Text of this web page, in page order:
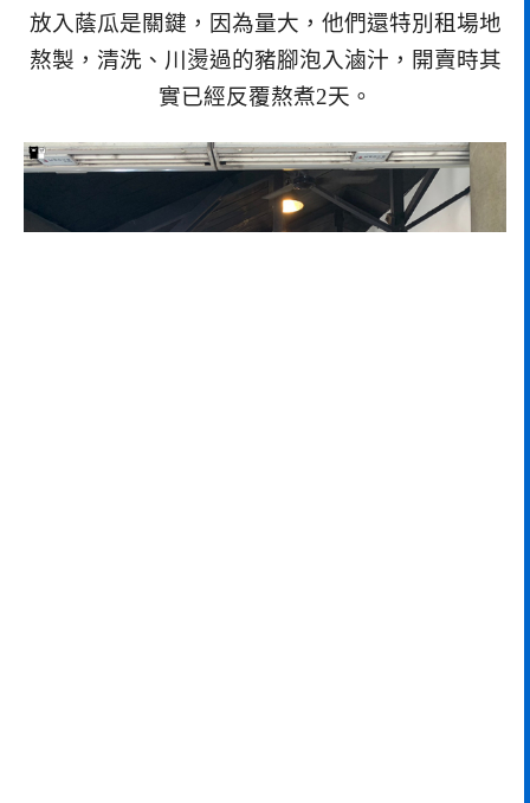
放入蔭瓜是關鍵，因為量大，他們還特別租場地
熬製，清洗、川燙過的豬腳泡入滷汁，開賣時其
實已經反覆熬煮2天。